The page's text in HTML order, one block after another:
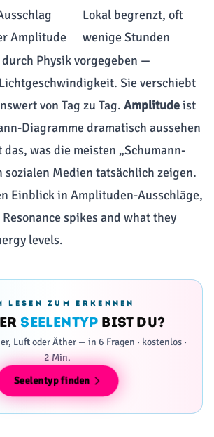
Amplitude
Lokal begrenzt, oft
wenige Stunden
Physik vorgegeben —
Sie verschiebt
von Tag zu Tag. Amplitudeist
Diagramme dramatisch aussehen
was die meisten „Schumann-
sozialen Medien tatsächlich zeigen.
Einblick in Amplituden-Ausschläge,
spikes and what they
levels.
LESEN ZUM ERKENNEN
Seelentyp bist du?
Luft oder Äther — in 6 Fragen · kostenlos ·
2 Min.
Seelentyp finden